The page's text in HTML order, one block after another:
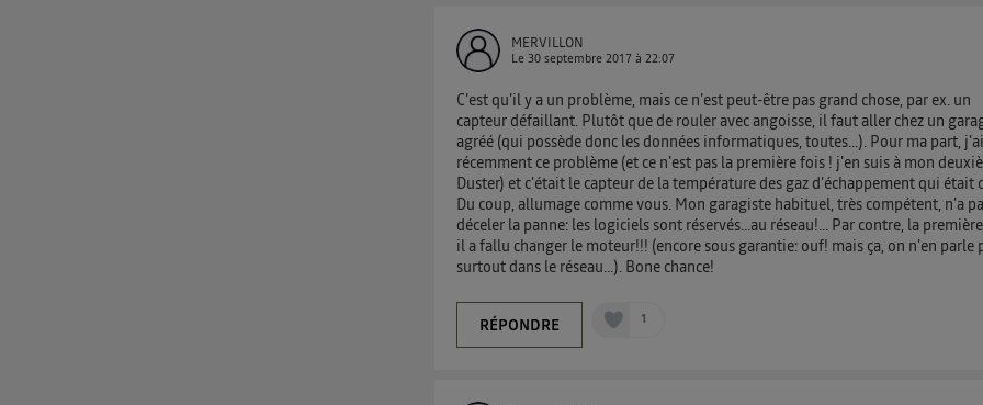
MERVILLON
Le30 septembre 2017 à22:07
C'est qu'il y a un problème, mais ce n'est peut-être pas grand chose, par ex. un
capteur défaillant. Plutôt que de rouler avec angoisse, il faut aller chez un
agréé (qui possède donc les données informatiques, toutes...). Pour ma part,
récemment ce problème (et ce n'est pas la première fois ! j'en suis à mon
Duster) et c'était le capteur de la température des gaz d'échappement qui était
Du coup, allumage comme vous. Mon garagiste habituel, très compétent, n'a
déceler la panne: les logiciels sont réservés...au réseau!... Par contre, la
il a fallu changer le moteur!!! (encore sous garantie: ouf! mais ça, on n'en parle
surtout dans le réseau...). Bone chance!
RÉPONDRE 1
d'informations, veuillez consulter
personnelles d'Utiq